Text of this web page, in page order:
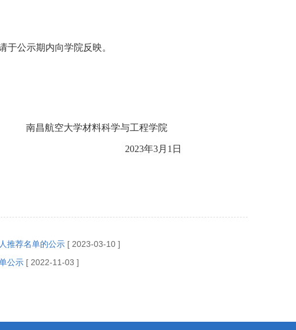
于公示期内向学院反映。
南昌航空大学材料科学与工程学院
年3月 1 日
推荐名单的公示 [ 2023-03-10 ]
公示 [ 2022-11-03 ]